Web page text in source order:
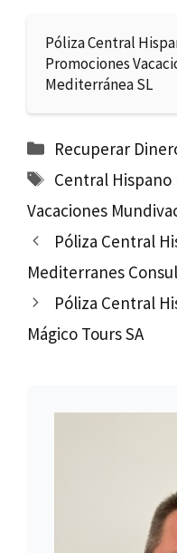
Póliza Central
Promociones
Mediterránea SL
Categorías
Recuperar
Etiquetas
Central
Vacaciones
Póliza Central
Mediterranes
Póliza Central
Mágico Tours SA